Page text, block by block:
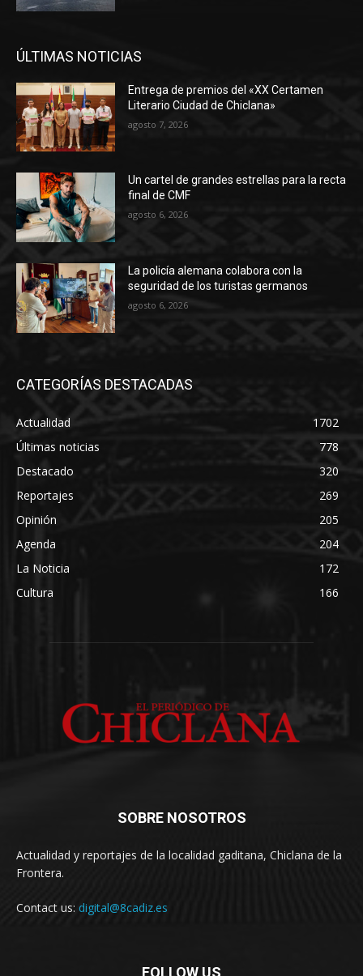
ÚLTIMAS NOTICIAS
Entrega de premios del «XX Certamen
Literario Ciudad de Chiclana»
agosto 7, 2026
Un cartel de grandes estrellas para la recta
final de CMF
agosto 6, 2026
La policía alemana colabora con la
seguridad de los turistas germanos
agosto 6, 2026
CATEGORÍAS DESTACADAS
Actualidad
1702
Últimas noticias
778
Destacado
320
Reportajes
269
Opinión
205
Agenda
204
La Noticia
172
Cultura
166
SOBRE NOSOTROS
Actualidad y reportajes de la localidad gaditana, Chiclana de la
Frontera.
Contact us: digital@8cadiz.es
FOLLOW US